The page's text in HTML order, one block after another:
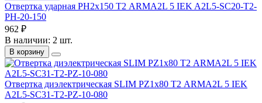
Отвертка ударная PH2х150 Т2 ARMA2L 5 IEK A2L5-SC20-T2-
PH-20-150
962 ₽
В наличии: 2 шт.
В корзину
Отвертка диэлектрическая SLIM PZ1х80 Т2 ARMA2L 5 IEK
A2L5-SC31-T2-PZ-10-080